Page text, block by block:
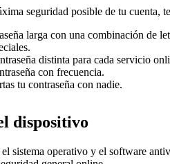
seguridad posible de tu cuenta,
larga con una combinación de
distinta para cada servicio
con frecuencia.
tu contraseña con nadie.
dispositivo
sistema operativo y el software